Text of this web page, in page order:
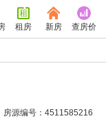
租房 新房 查房价
房源编号：4511585216